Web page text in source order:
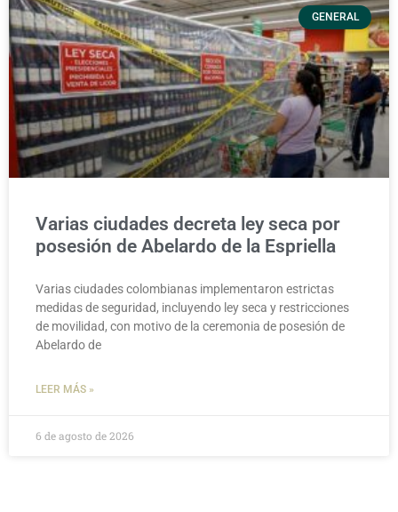
GENERAL
Varias ciudades decreta ley seca por
posesión de Abelardo de la Espriella
Varias ciudades colombianas implementaron estrictas
medidas de seguridad, incluyendo ley seca y restricciones
de movilidad, con motivo de la ceremonia de posesión de
Abelardo de
LEER MÁS »
6 de agosto de 2026